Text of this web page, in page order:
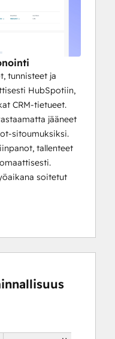
tunnisteet ja
HubSpotiin,
CRM-tietueet.
jääneet
sitoumuksiksi.
tallenteet
soitetut